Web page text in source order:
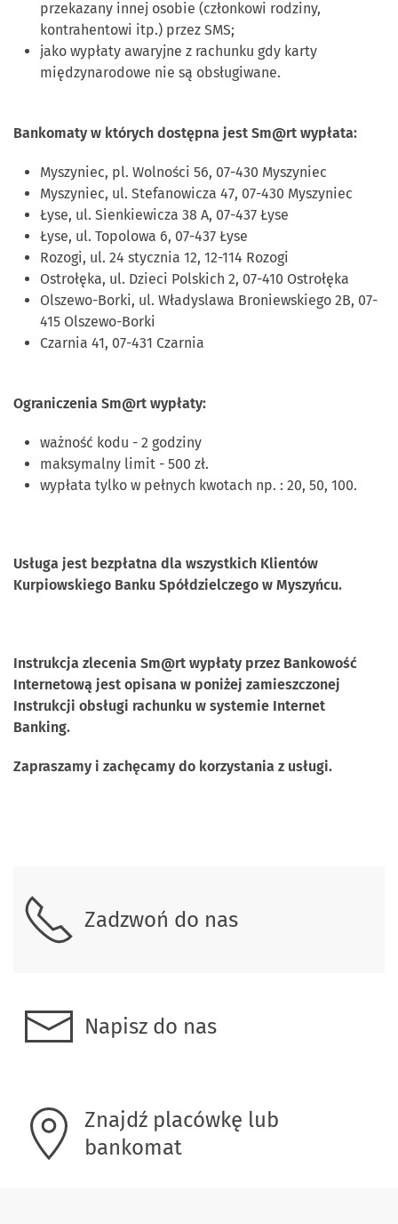
przekazany innej osobie (członkowi rodziny,
kontrahentowi itp.) przez SMS;
jako wypłaty awaryjne z rachunku gdy karty
międzynarodowe nie są obsługiwane.
Bankomaty w których dostępna jest Sm@rt wypłata:
Myszyniec, pl. Wolności 56, 07-430 Myszyniec
Myszyniec, ul. Stefanowicza 47, 07-430 Myszyniec
Łyse, ul. Sienkiewicza 38 A, 07-437 Łyse
Łyse, ul. Topolowa 6, 07-437 Łyse
Rozogi, ul. 24 stycznia 12, 12-114 Rozogi
Ostrołęka, ul. Dzieci Polskich 2, 07-410 Ostrołęka
Olszewo-Borki, ul. Władyslawa Broniewskiego 2B, 07-
415 Olszewo-Borki
Czarnia 41, 07-431 Czarnia
Ograniczenia Sm@rt wypłaty:
ważność kodu - 2 godziny
maksymalny limit - 500 zł.
wypłata tylko w pełnych kwotach np. : 20, 50, 100.
Usługa jest bezpłatna dla wszystkich Klientów
Kurpiowskiego Banku Spółdzielczego w Myszyńcu.
Instrukcja zlecenia Sm@rt wypłaty przez Bankowość
Internetową jest opisana w poniżej zamieszczonej
Instrukcji obsługi rachunku w systemie Internet
Banking.
Zapraszamy i zachęcamy do korzystania z usługi.
Zadzwoń do nas
Napisz do nas
Znajdź placówkę lub
bankomat